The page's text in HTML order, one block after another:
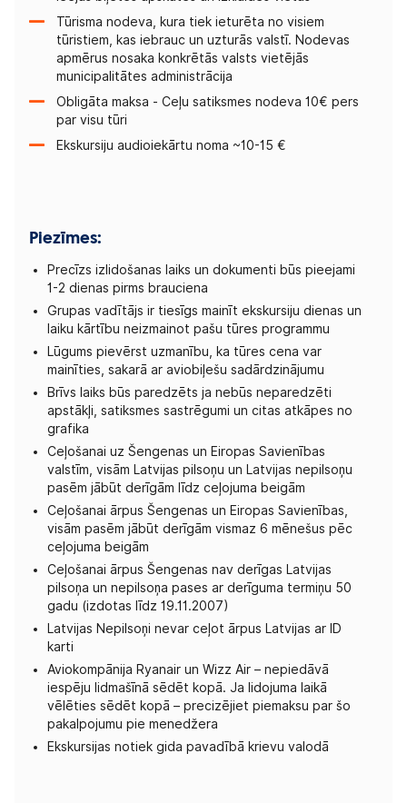
Tūrisma nodeva, kura tiek ieturēta no visiem
tūristiem, kas iebrauc un uzturās valstī. Nodevas
apmērus nosaka konkrētās valsts vietējās
municipalitātes administrācija
Obligāta maksa - Ceļu satiksmes nodeva 10€ pers
par visu tūri
Ekskursiju audioiekārtu noma ~10-15 €
Piezīmes:
Precīzs izlidošanas laiks un dokumenti būs pieejami
1-2 dienas pirms brauciena
Grupas vadītājs ir tiesīgs mainīt ekskursiju dienas un
laiku kārtību neizmainot pašu tūres programmu
Lūgums pievērst uzmanību, ka tūres cena var
mainīties, sakarā ar aviobiļešu sadārdzinājumu
Brīvs laiks būs paredzēts ja nebūs neparedzēti
apstākļi, satiksmes sastrēgumi un citas atkāpes no
grafika
Ceļošanai uz Šengenas un Eiropas Savienības
valstīm, visām Latvijas pilsoņu un Latvijas nepilsoņu
pasēm jābūt derīgām līdz ceļojuma beigām
Ceļošanai ārpus Šengenas un Eiropas Savienības,
visām pasēm jābūt derīgām vismaz 6 mēnešus pēc
ceļojuma beigām
Ceļošanai ārpus Šengenas nav derīgas Latvijas
pilsoņa un nepilsoņa pases ar derīguma termiņu 50
gadu (izdotas līdz 19.11.2007)
Latvijas Nepilsoņi nevar ceļot ārpus Latvijas ar ID
karti
Aviokompānija Ryanair un Wizz Air – nepiedāvā
iespēju lidmašīnā sēdēt kopā. Ja lidojuma laikā
vēlēties sēdēt kopā – precizējiet piemaksu par šo
pakalpojumu pie menedžera
Ekskursijas notiek gida pavadībā krievu valodā